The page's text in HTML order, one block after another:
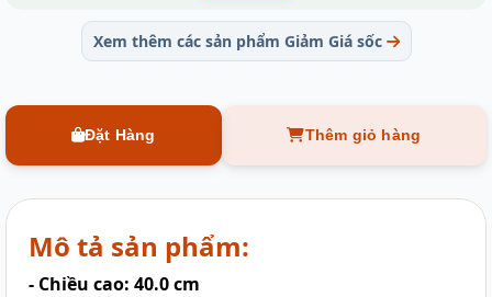
Xem thêm các sản phẩm Giảm Giá sốc
Đặt Hàng Thêm giỏ hàng
Mô tả sản phẩm:
- Chiều cao: 40.0 cm